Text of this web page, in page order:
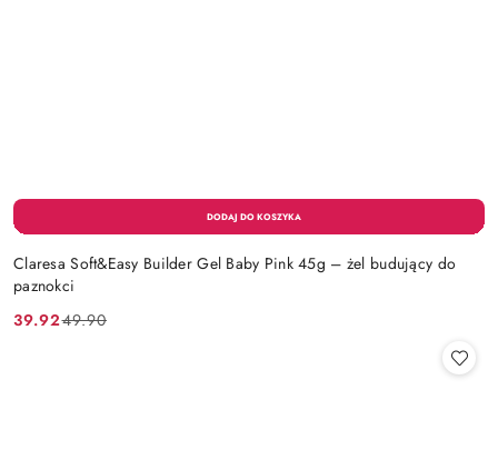
Claresa Soft&Easy Builder Gel Baby Pink 45g – żel budujący do
paznokci
Cena
39.92
Cena 49.90